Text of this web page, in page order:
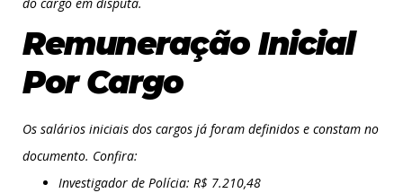
Remuneração Inicial
Por Cargo
Os salários iniciais dos cargos já foram definidos e constam no
documento. Confira:
Investigador de Polícia: R$ 7.210,48